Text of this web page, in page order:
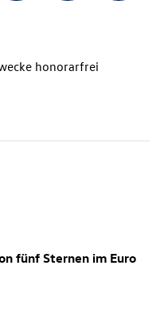
honorarfrei
fünf Sternen im Euro